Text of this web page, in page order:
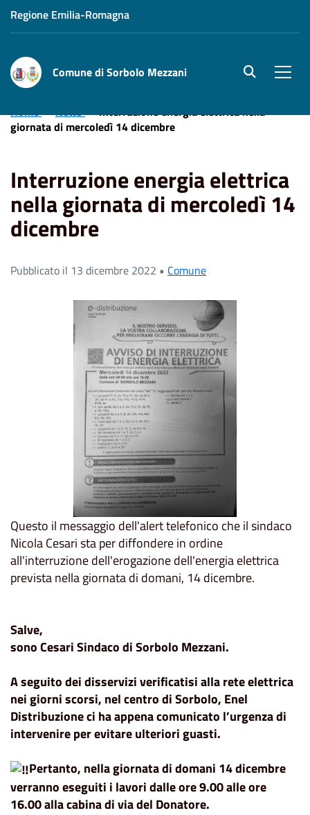
Regione Emilia-Romagna
Comune di Sorbolo Mezzani site.searc
Home News
Interruzione energia elettrica nella
giornata di mercoledì 14 dicembre
Interruzione energia elettrica
nella giornata di mercoledì 14
dicembre
Pubblicato il 13 dicembre 2022 • Comune
Questo il messaggio dell'alert telefonico che il sindaco
Nicola Cesari sta per diffondere in ordine
all'interruzione dell'erogazione dell'energia elettrica
prevista nella giornata di domani, 14 dicembre.
Salve,
sono Cesari Sindaco di Sorbolo Mezzani.
A seguito dei disservizi verificatisi alla rete elettrica
nei giorni scorsi, nel centro di Sorbolo, Enel
Distribuzione ci ha appena comunicato l’urgenza di
intervenire per evitare ulteriori guasti.
Pertanto, nella giornata di domani 14 dicembre
verranno eseguiti i lavori dalle ore 9.00 alle ore
16.00 alla cabina di via del Donatore.